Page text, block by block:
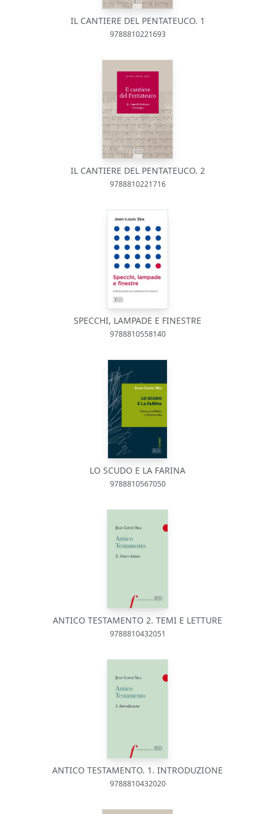
IL CANTIERE DEL PENTATEUCO. 1
9788810221693
IL CANTIERE DEL PENTATEUCO. 2
9788810221716
SPECCHI, LAMPADE E FINESTRE
9788810558140
LO SCUDO E LA FARINA
9788810567050
ANTICO TESTAMENTO 2. TEMI E LETTURE
9788810432051
ANTICO TESTAMENTO. 1. INTRODUZIONE
9788810432020